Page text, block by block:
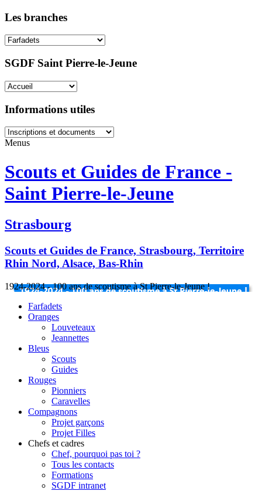
Les branches
SGDF Saint Pierre-le-Jeune
Informations utiles
Menus
Scouts et Guides de France -
Saint Pierre-le-Jeune
Strasbourg
Scouts et Guides de France, Strasbourg, Territoire
Rhin Nord, Alsace, Bas-Rhin
1924-2024 - 100 ans de scoutisme à St Pierre-le-Jeune !
Farfadets
Oranges
Louveteaux
Jeannettes
Bleus
Scouts
Guides
Rouges
Pionniers
Caravelles
Compagnons
Projet garçons
Projet Filles
Chefs et cadres
Chef, pourquoi pas toi ?
Tous les contacts
Formations
SGDF intranet